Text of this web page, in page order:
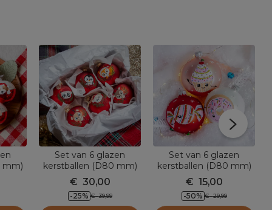
mm)
Set van 6 glazen
kerstballen (D80 mm)
Dieren Hertenogen
€ 30,00
-25% € 39,99
Set van 6 glazen
kerstballen (D80 mm)
Gourmandises roze
€ 15,00
-50% € 29,99